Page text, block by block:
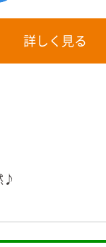
詳しく見る
♪